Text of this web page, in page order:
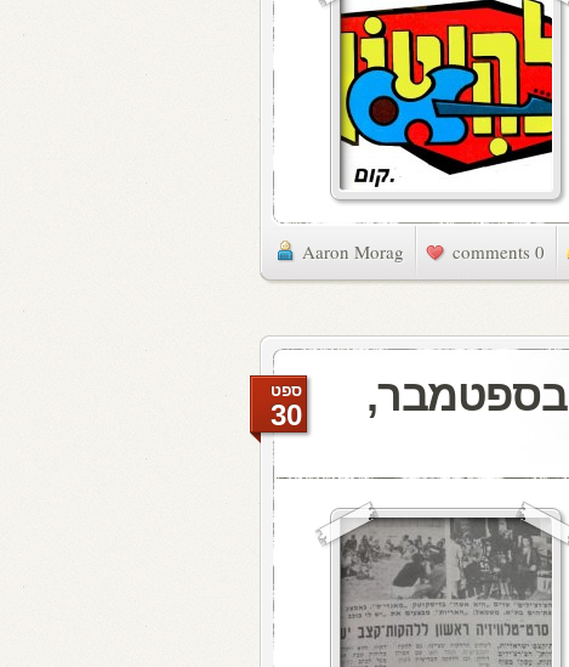
Aaron Morag 0 comments
כותרות האתמול: 30 בספטמבר,
ספט
30